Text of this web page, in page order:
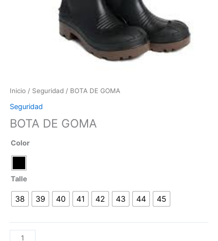
Inicio / Seguridad / BOTA DE GOMA
Seguridad
BOTA DE GOMA
Color
Talle
38 39 40 41 42 43 44 45